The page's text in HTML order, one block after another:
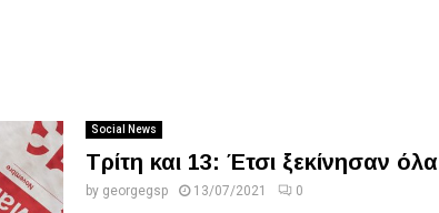
Social News
Τρίτη και 13: Έτσι ξεκίνησαν όλα
by georgegsp 13/07/2021 0